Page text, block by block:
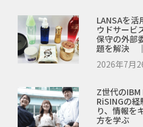
LANSAを活
ウドサービ
保守の外部
題を解決
2026年7月
Z世代の
RiSINGの経
り、情報を
方を学ぶ